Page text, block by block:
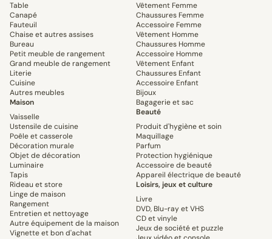
Table
Canapé
Fauteuil
Chaise et autres assises
Bureau
Petit meuble de rangement
Grand meuble de rangement
Literie
Cuisine
Autres meubles
Maison
Vaisselle
Ustensile de cuisine
Poêle et casserole
Décoration murale
Objet de décoration
Luminaire
Tapis
Rideau et store
Linge de maison
Rangement
Entretien et nettoyage
Autre équipement de la maison
Vignette et bon d'achat
Vêtement Femme
Chaussures Femme
Accessoire Femme
Vêtement Homme
Chaussures Homme
Accessoire Homme
Vêtement Enfant
Chaussures Enfant
Accessoire Enfant
Bijoux
Bagagerie et sac
Beauté
Produit d'hygiène et soin
Maquillage
Parfum
Protection hygiénique
Accessoire de beauté
Appareil électrique de beauté
Loisirs, jeux et culture
Livre
DVD, Blu-ray et VHS
CD et vinyle
Jeux de société et puzzle